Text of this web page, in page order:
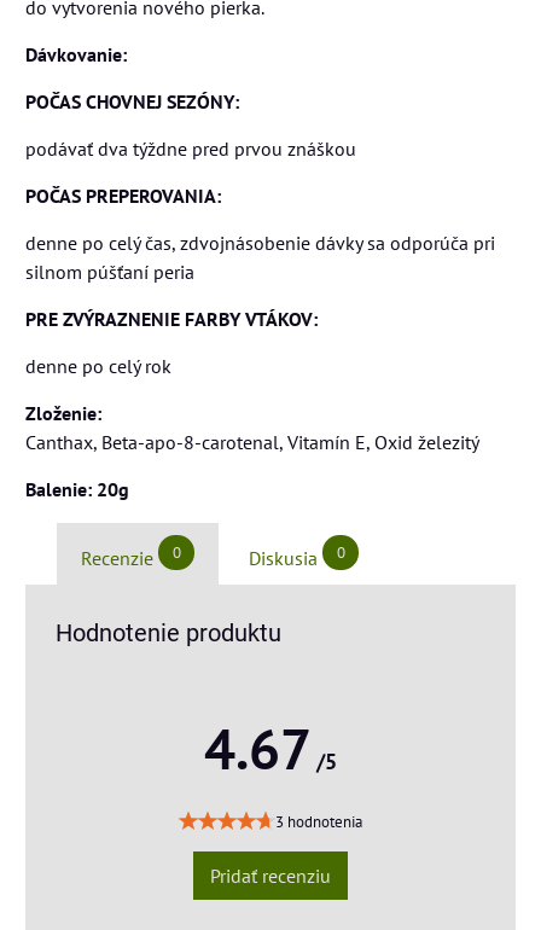
do vytvorenia nového pierka.
Dávkovanie:
POČAS CHOVNEJ SEZÓNY:
podávať dva týždne pred prvou znáškou
POČAS PREPEROVANIA:
denne po celý čas, zdvojnásobenie dávky sa odporúča pri
silnom púšťaní peria
PRE ZVÝRAZNENIE FARBY VTÁKOV:
denne po celý rok
Zloženie:
Canthax, Beta-apo-8-carotenal, Vitamín E, Oxid železitý
Balenie: 20g
Recenzie 0 Diskusia 0
Hodnotenie produktu
4.67 /5
3 hodnotenia
Pridať recenziu